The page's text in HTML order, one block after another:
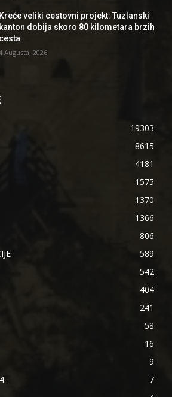
Kreće veliki cestovni projekt: Tuzlanski
kanton dobija skoro 80 kilometara brzih
cesta
Augusta, 2026
19303
8615
4181
1575
1370
1366
806
589
542
404
241
58
16
9
7